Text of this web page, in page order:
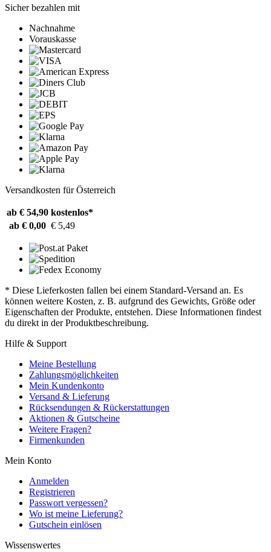
Sicher bezahlen mit
Nachnahme
Vorauskasse
Versandkosten für Österreich
ab € 54,90 kostenlos*
ab € 0,00 € 5,49
* Diese Lieferkosten fallen bei einem Standard-Versand an. Es
können weitere Kosten, z. B. aufgrund des Gewichts, Größe oder
Eigenschaften der Produkte, entstehen. Diese Informationen findest
du direkt in der Produktbeschreibung.
Hilfe & Support
Meine Bestellung
Zahlungsmöglichkeiten
Mein Kundenkonto
Versand & Lieferung
Rücksendungen & Rückerstattungen
Aktionen & Gutscheine
Weitere Fragen?
Firmenkunden
Mein Konto
Anmelden
Registrieren
Passwort vergessen?
Wo ist meine Lieferung?
Gutschein einlösen
Wissenswertes